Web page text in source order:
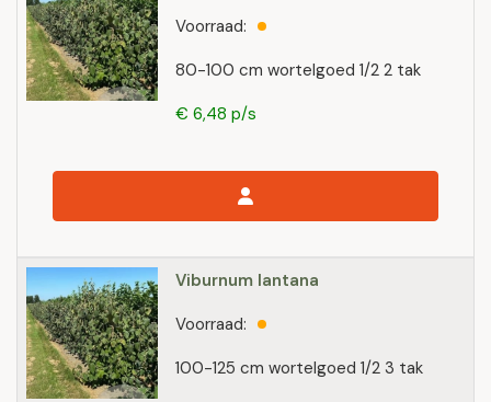
80-100 cm wortelgoed 1/2 2 tak
Voorraad:
€ 6,48 p/s
Viburnum lantana
100-125 cm wortelgoed 1/2 3 tak
Voorraad: